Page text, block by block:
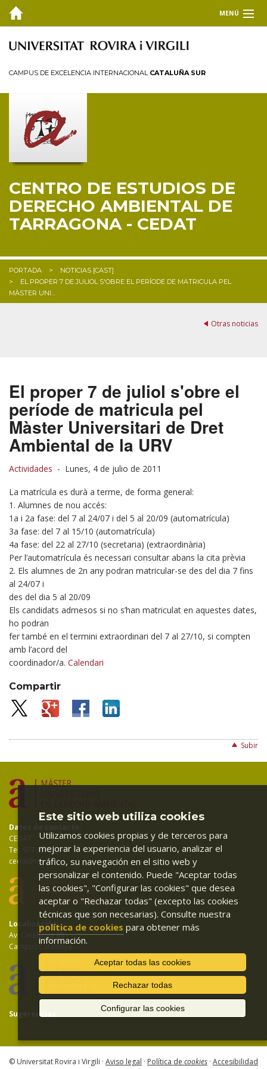
MENÚ
EL CEDAT
Miembros
Personal investigador
Reglamento
FORMACIÓN
INVESTIGACIÓN Y TRANSFERENCIA
BLOG
CAMPUS DE EXCELENCIA INTERNACIONAL CATALUÑA SUR
CENTRO DE ESTUDIOS DE
DERECHO AMBIENTAL DE
TARRAGONA - CEDAT
PORTADA
NOTICIAS [CAST]
EL PROPER 7 DE JULIOL S'OBRE EL PERÍODE DE MATRICULA PEL
MÀSTER UNI...
Otras noticias
El proper 7 de juliol s'obre el
període de matricula pel
Màster Universitari de Dret
Ambiental de la URV
Actividades - Lunes, 4 de julio de 2011
La matrícula es durà a terme, de forma general:
1. Alumnes de nou accés:
1a i 2a fase: del 7 al 24/07 i del 5 al 20/09 (automatrícula)
3a fase: del 7 al 15/10 (automatrícula)
4a fase: del 22 al 27/10 (secretaria) (extraordinària)
Per l’automatrícula és necessari consultar abans la cita prèvia
2. Els alumnes de 2n any podran matricular-se des del dia 7 fins
al 24/07 i
des del dia 5 al 20/09
Els candidats admesos si no s’han matriculat en aquestes dates,
ho podran
fer també en el termini extraordinari del 7 al 27/10, si compten
amb l’acord del
coordinador/a. Calendari
Compartir
Subir
Datos de contacto:
CEDAT
Tel: 977 55 83 94
cedat@urv.cat
Localización:
Av. Catalunya 35
Campus Catalunya
Sugerencias
© Universitat Rovira i Virgili · Aviso legal · Política de cookies · Accesibilidad
Este sitio web utiliza cookies
Utilizamos cookies propias y de terceros para
mejorar la experiencia del usuario, analizar el
tráfico, su navegación en el sitio web y
personalizar el contenido. Puede "Aceptar todas
las cookies", "Configurar las cookies" que desea
aceptar o "Rechazar todas" (excepto las cookies
técnicas que son necesarias). Consulte nuestra
política de cookies para obtener más
información.
Aceptar todas las cookies
Rechazar todas
Configurar las cookies